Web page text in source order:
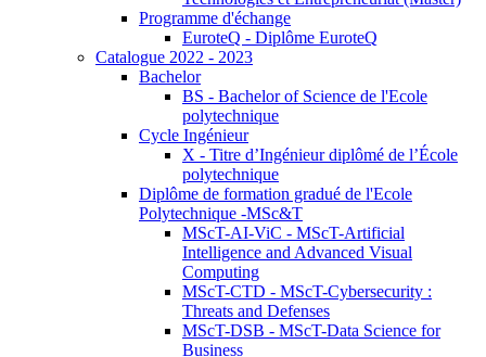
Programme d'échange
EuroteQ - Diplôme EuroteQ
Catalogue 2022 - 2023
Bachelor
BS - Bachelor of Science de l'Ecole
polytechnique
Cycle Ingénieur
X - Titre d’Ingénieur diplômé de l’École
polytechnique
Diplôme de formation gradué de l'Ecole
Polytechnique -MSc&T
MScT-AI-ViC - MScT-Artificial
Intelligence and Advanced Visual
Computing
MScT-CTD - MScT-Cybersecurity :
Threats and Defenses
MScT-DSB - MScT-Data Science for
Business